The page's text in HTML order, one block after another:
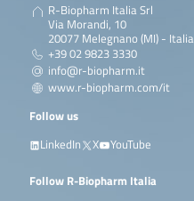
R-Biopharm Italia Srl
Via Morandi, 10
20077 Melegnano (MI) - Italia
+39 02 9823 3330
info@r-biopharm.it
www.r-biopharm.com/it
Follow us
LinkedIn
X YouTube
Follow R-Biopharm Italia